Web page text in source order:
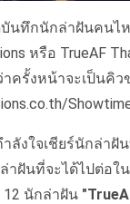
บันทึกนักล่าฝันคนไ
หรือ TrueAF
ครั้งหน้าจะเป็นคิว
ลังใจเชียร์นักล่าฝั
าฝันที่จะได้ไปต่อใ
12 นักล่าฝัน